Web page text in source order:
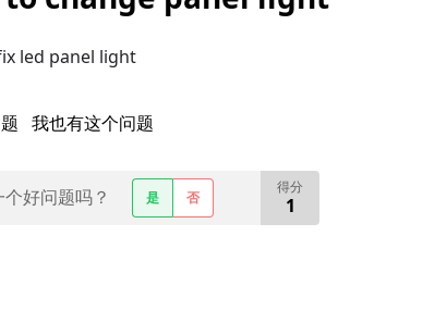
led panel light
我也有这个问题
好问题吗？ 是 否
得分
1